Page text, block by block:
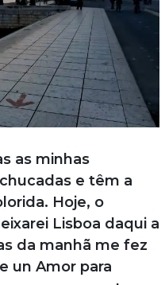
as minhas
e têm a
Hoje, o
Lisboa daqui a
da manhã me fez
un Amor para